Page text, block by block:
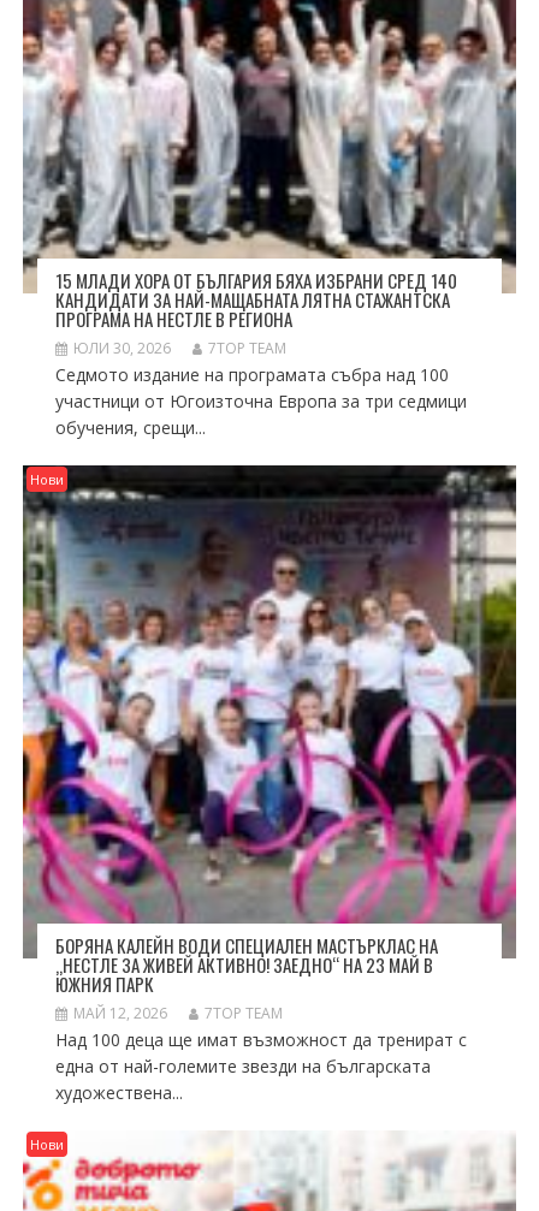
15 МЛАДИ ХОРА ОТ БЪЛГАРИЯ БЯХА ИЗБРАНИ СРЕД 140
КАНДИДАТИ ЗА НАЙ-МАЩАБНАТА ЛЯТНА СТАЖАНТСКА
ПРОГРАМА НА НЕСТЛЕ В РЕГИОНА
ЮЛИ 30, 2026 7TOP TEAM
Седмото издание на програмата събра над 100
участници от Югоизточна Европа за три седмици
обучения, срещи...
Нови
БОРЯНА КАЛЕЙН ВОДИ СПЕЦИАЛЕН МАСТЪРКЛАС НА
„НЕСТЛЕ ЗА ЖИВЕЙ АКТИВНО! ЗАЕДНО“ НА 23 МАЙ В
ЮЖНИЯ ПАРК
МАЙ 12, 2026 7TOP TEAM
Над 100 деца ще имат възможност да тренират с
една от най-големите звезди на българската
художествена...
Нови